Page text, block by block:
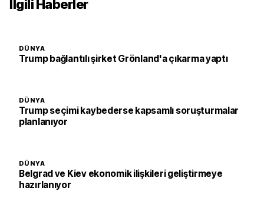
İlgili Haberler
DÜNYA
Trump bağlantılı şirket Grönland'a çıkarma yaptı
DÜNYA
Trump seçimi kaybederse kapsamlı soruşturmalar
planlanıyor
DÜNYA
Belgrad ve Kiev ekonomik ilişkileri geliştirmeye
hazırlanıyor